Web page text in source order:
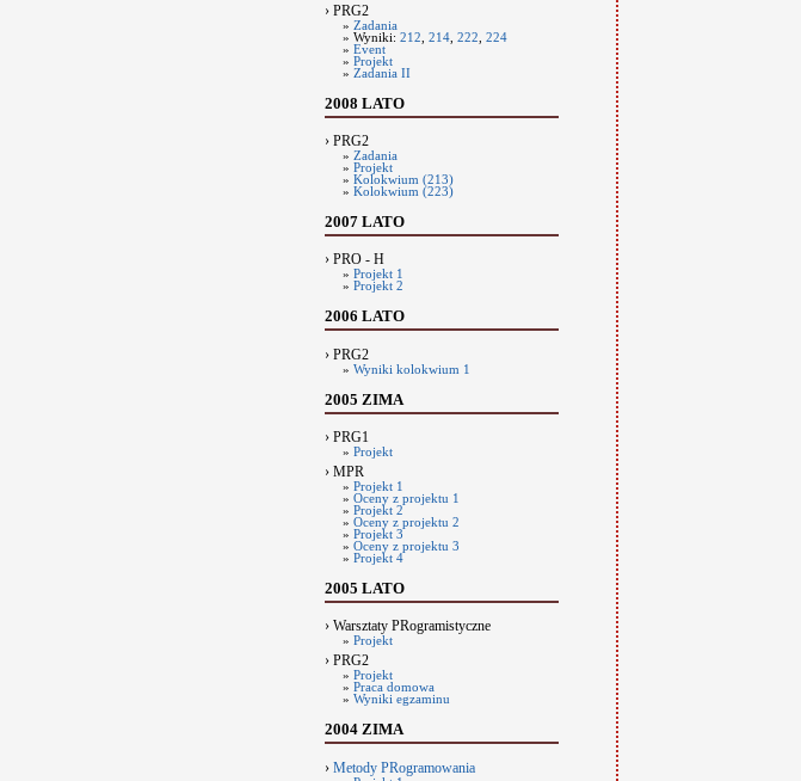
› PRG2
» Zadania
» Wyniki: 212 214 222
224
» Event
» Projekt
» Zadania II
2008 LATO
› PRG2
» Zadania
» Projekt
» Kolokwium (213)
» Kolokwium (223)
2007 LATO
› PRO - H
» Projekt 1
» Projekt 2
2006 LATO
› PRG2
» Wyniki kolokwium 1
2005 ZIMA
› PRG1
» Projekt
› MPR
» Projekt 1
» Oceny z projektu 1
» Projekt 2
» Oceny z projektu 2
» Projekt 3
» Oceny z projektu 3
» Projekt 4
2005 LATO
› Warsztaty PRogramistyczne
» Projekt
› PRG2
» Projekt
» Praca domowa
» Wyniki egzaminu
2004 ZIMA
› Metody PRogramowania